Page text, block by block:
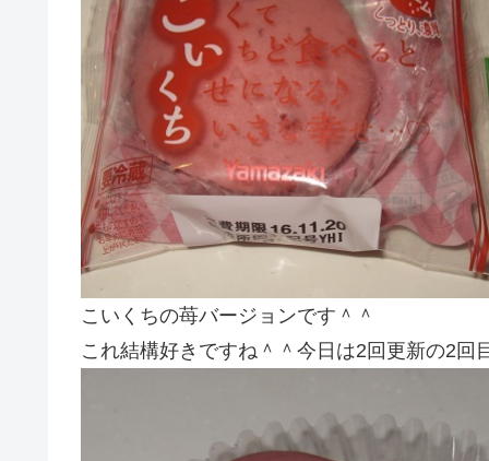
こいくちの苺バージョンです＾＾
これ結構好きですね＾＾今日は2回更新の2回